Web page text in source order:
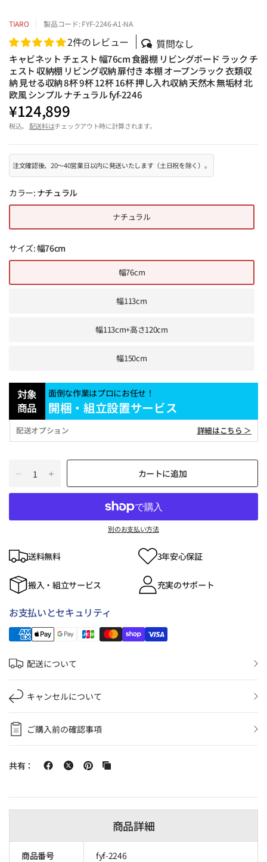
TIARO 製品コード: FYF-2246-A1-NA
2件のレビュー 質問なし
キャビネット チェスト 幅76cm 食器棚 リビングボード ラック チ
ェスト 収納棚 リビング収納 扉付き 本棚 オープンラック 衣類収
納 見せる収納 8杯 9杯 12杯 16杯 押し入れ収納 天然木 無垢材 北
欧風 シンプル ナチュラル fyf-2246
¥124,899
税込。 配送料はチェックアウト時に計算されます。
注文確認後、20～40営業日以内に発送いたします（土日祝を除く）。
カラー: ナチュラル
ナチュラル
サイズ:幅76cm
幅76cm
幅113cm
幅113cm+高さ120cm
幅150cm
対象
商品
面倒な作業はプロにお任せ！
開梱・組立設置サービス
配送オプション 詳細はこちら ＞
カートに追加
別のお支払い方法
送料無料 3年安心保証
搬入・組立サービス 充実のサポート
お支払いとセキュリティ
配送について
キャンセルについて
ご購入前の確認事項
共有：
商品詳細
商品番号 fyf-2246